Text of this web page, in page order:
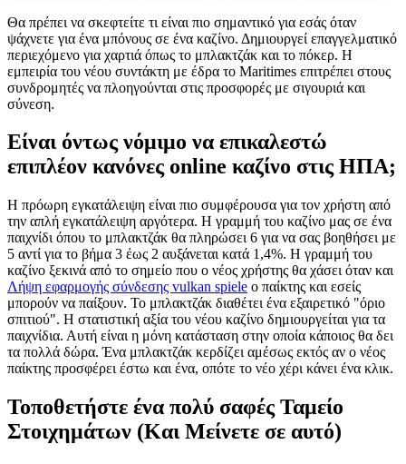
Θα πρέπει να σκεφτείτε τι είναι πιο σημαντικό για εσάς όταν
ψάχνετε για ένα μπόνους σε ένα καζίνο. Δημιουργεί επαγγελματικό
περιεχόμενο για χαρτιά όπως το μπλακτζάκ και το πόκερ. Η
εμπειρία του νέου συντάκτη με έδρα το Maritimes επιτρέπει στους
συνδρομητές να πλοηγούνται στις προσφορές με σιγουριά και
σύνεση.
Είναι όντως νόμιμο να επικαλεστώ
επιπλέον κανόνες online καζίνο στις ΗΠΑ;
Η πρόωρη εγκατάλειψη είναι πιο συμφέρουσα για τον χρήστη από
την απλή εγκατάλειψη αργότερα. Η γραμμή του καζίνο μας σε ένα
παιχνίδι όπου το μπλακτζάκ θα πληρώσει 6 για να σας βοηθήσει με
5 αντί για το βήμα 3 έως 2 αυξάνεται κατά 1,4%. Η γραμμή του
καζίνο ξεκινά από το σημείο που ο νέος χρήστης θα χάσει όταν και
Λήψη εφαρμογής σύνδεσης vulkan spiele ο παίκτης και εσείς
μπορούν να παίξουν. Το μπλακτζάκ διαθέτει ένα εξαιρετικό "όριο
σπιτιού". Η στατιστική αξία του νέου καζίνο δημιουργείται για τα
παιχνίδια. Αυτή είναι η μόνη κατάσταση στην οποία κάποιος θα δει
τα πολλά δώρα. Ένα μπλακτζάκ κερδίζει αμέσως εκτός αν ο νέος
παίκτης προσφέρει έστω και ένα, οπότε το νέο χέρι κάνει ένα κλικ.
Τοποθετήστε ένα πολύ σαφές Ταμείο
Στοιχημάτων (Και Μείνετε σε αυτό)